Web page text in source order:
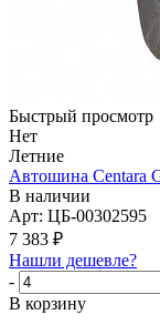
Быстрый просмотр
Нет
Летние
Автошина Centara
В наличии
Арт: ЦБ-00302595
7 383 ₽
Нашли дешевле?
-
В корзину